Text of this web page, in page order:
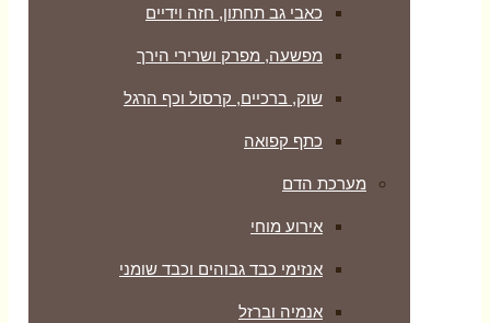
כאבי גב תחתון, חזה וידיים
מפשעה, מפרק ושרירי הירך
שוק, ברכיים, קרסול וכף הרגל
כתף קפואה
מערכת הדם
אירוע מוחי
אנזימי כבד גבוהים וכבד שומני
אנמיה וברזל